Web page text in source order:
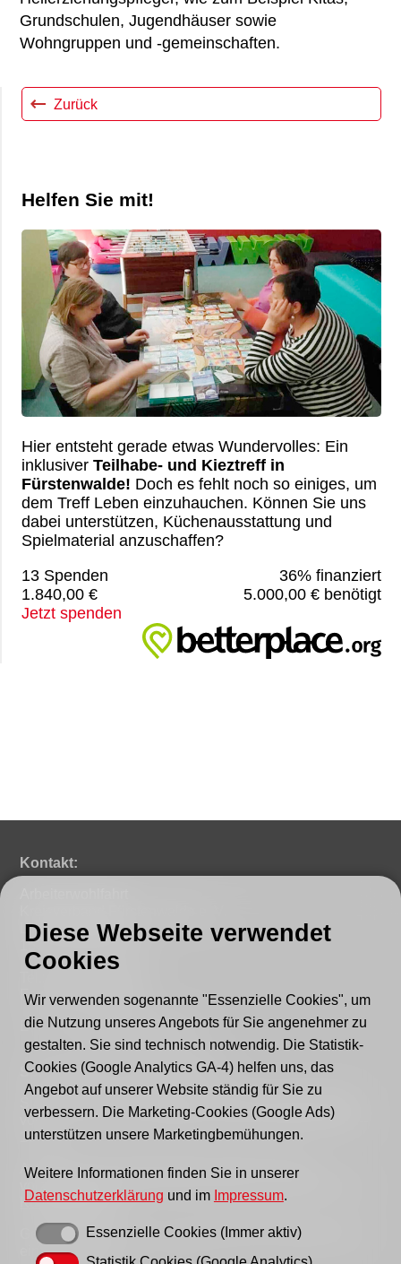
Grundschulen, Jugendhäuser sowie
Wohngruppen und -gemeinschaften.
Zurück
Helfen Sie mit!
Hier entsteht gerade etwas Wundervolles: Ein
inklusiverTeilhabe- und Kieztreff in
Fürstenwalde! Doch es fehlt noch so einiges, um
dem Treff Leben einzuhauchen. Können Sie uns
dabei unterstützen, Küchenausstattung und
Spielmaterial anzuschaffen?
13 Spenden
36% finanziert
1.840,00 €
5.000,00 € benötigt
Jetzt spenden
Kontakt:
Lindenstraße 46
15517 Fürstenwalde
Fax: 03361 - 592221
E-mail:post@awo-fuewa.de
Sprechzeiten Geschäftsstelle:
Sie erreichen uns persönlich telefonisch donnerstags
von 9–12 Uhr bzw. dienstags und donnerstags von 14–
16 Uhr.
Außerhalb der Sprechzeiten erreichen Sie uns
Kontaktformular.
Gern können Sie uns auch einen Brief schreiben oder
ein Fax senden.
Diese Webseite verwendet
Cookies
Wir verwenden sogenannte "Essenzielle Cookies", um
die Nutzung unseres Angebots für Sie angenehmer zu
gestalten. Sie sind technisch notwendig. Die Statistik-
Cookies (Google Analytics GA-4) helfen uns, das
Angebot auf unserer Website ständig für Sie zu
verbessern. Die Marketing-Cookies (Google Ads)
unterstützen unsere Marketingbemühungen.
Weitere Informationen finden Sie in unserer
Datenschutzerklärung und im Impressum.
Essenzielle Cookies (Immer aktiv)